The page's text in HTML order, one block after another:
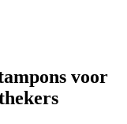
voor